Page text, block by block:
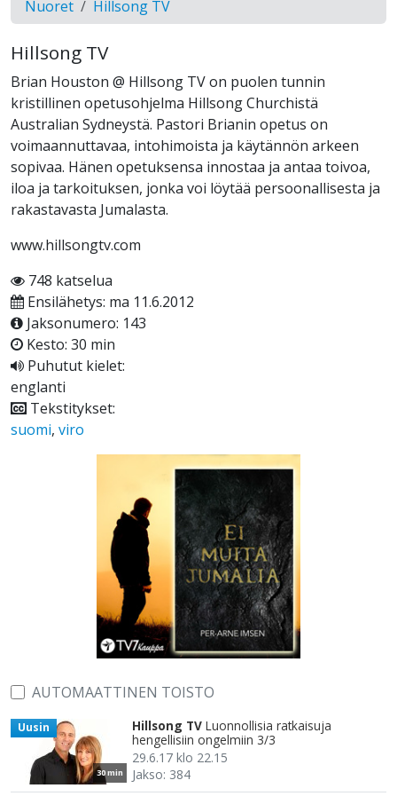
Nuoret Hillsong TV
Hillsong TV
Brian Houston @ Hillsong TV on puolen tunnin
kristillinen opetusohjelma Hillsong Churchistä
Australian Sydneystä. Pastori Brianin opetus on
voimaannuttavaa, intohimoista ja käytännön arkeen
sopivaa. Hänen opetuksensa innostaa ja antaa toivoa,
iloa ja tarkoituksen, jonka voi löytää persoonallisesta ja
rakastavasta Jumalasta.
www.hillsongtv.com
748 katselua
Ensilähetys: ma 11.6.2012
Jaksonumero: 143
Kesto: 30 min
Puhutut kielet:
englanti
Tekstitykset:
suomi, viro
AUTOMAATTINEN TOISTO
30 min
Uusin Hillsong TV Luonnollisia ratkaisuja
hengellisiin ongelmiin 3/3
29.6.17 klo 22.15
Jakso: 384